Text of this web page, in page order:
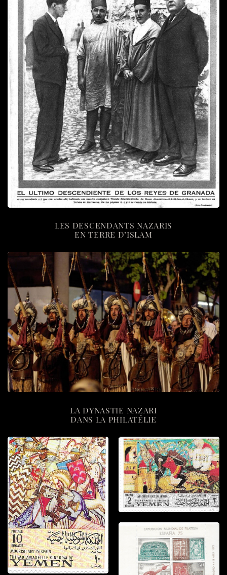
LES DESCENDANTS NAZARIS
EN TERRE D’ISLAM
LA DYNASTIE NAZARI
DANS LA PHILATÉLIE